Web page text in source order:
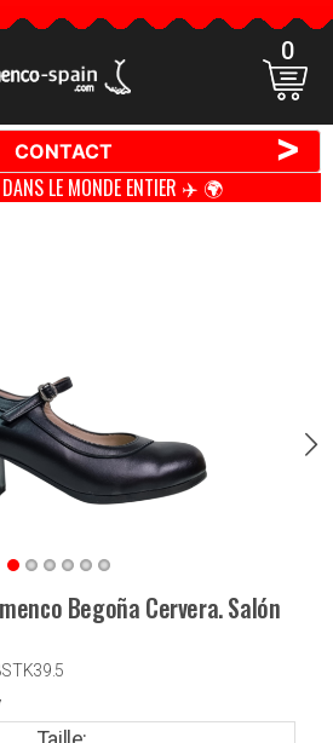
0
CONTACT >
LE MONDE ENTIER ✈️ 🌍
Begoña Cervera. Salón